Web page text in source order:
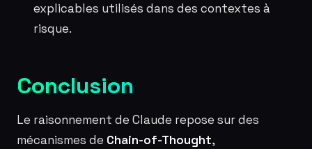
explicables utilisés dans des contextes à
risque.
Conclusion
Le raisonnement de Claude repose sur des
mécanismes de Chain-of-Thought,